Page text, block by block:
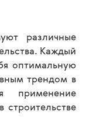
различные
Каждый
оптимальную
трендом в
применение
строительстве